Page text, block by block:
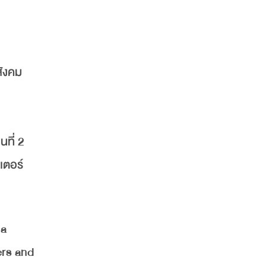
คม
ที่ 2
อร์
and